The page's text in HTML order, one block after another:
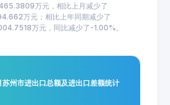
万元，相比上月减少了
万元；相比上年同期减少了
万元，同比减少了-1.00%。
州市进出口总额及进出口差额统计